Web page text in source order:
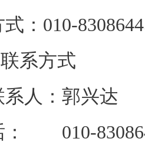
方式
系方式
人：郭兴达
010-